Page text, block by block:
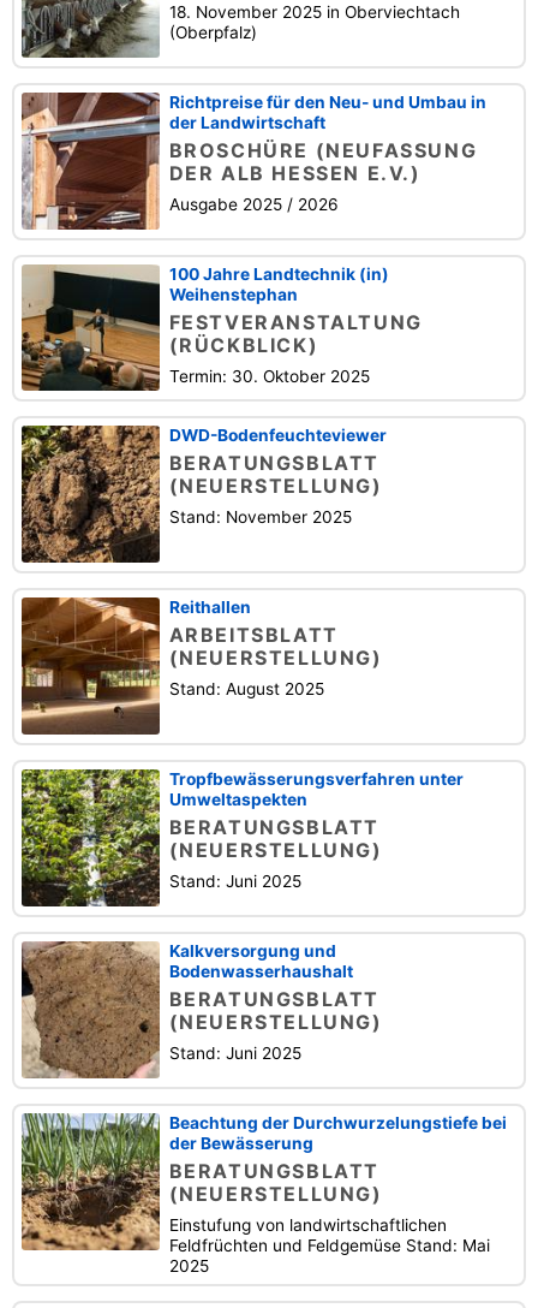
18. November 2025 in Oberviechtach
(Oberpfalz)
Richtpreise für den Neu- und Umbau in
der Landwirtschaft
BROSCHÜRE (NEUFASSUNG
DER ALB HESSEN E.V.)
Ausgabe 2025 / 2026
100 Jahre Landtechnik (in)
Weihenstephan
FESTVERANSTALTUNG
(RÜCKBLICK)
Termin: 30. Oktober 2025
DWD-Bodenfeuchteviewer
BERATUNGSBLATT
(NEUERSTELLUNG)
Stand: November 2025
Reithallen
ARBEITSBLATT
(NEUERSTELLUNG)
Stand: August 2025
Tropfbewässerungsverfahren unter
Umweltaspekten
BERATUNGSBLATT
(NEUERSTELLUNG)
Stand: Juni 2025
Kalkversorgung und
Bodenwasserhaushalt
BERATUNGSBLATT
(NEUERSTELLUNG)
Stand: Juni 2025
Beachtung der Durchwurzelungstiefe bei
der Bewässerung
BERATUNGSBLATT
(NEUERSTELLUNG)
Einstufung von landwirtschaftlichen
Feldfrüchten und Feldgemüse Stand: Mai
2025